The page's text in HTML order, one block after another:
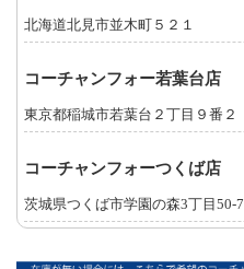
北海道北見市並木町５２１
コーチャンフォー若葉台店
東京都稲城市若葉台２丁目９番２
コーチャンフォーつくば店
茨城県つくば市学園の森3丁目50-7